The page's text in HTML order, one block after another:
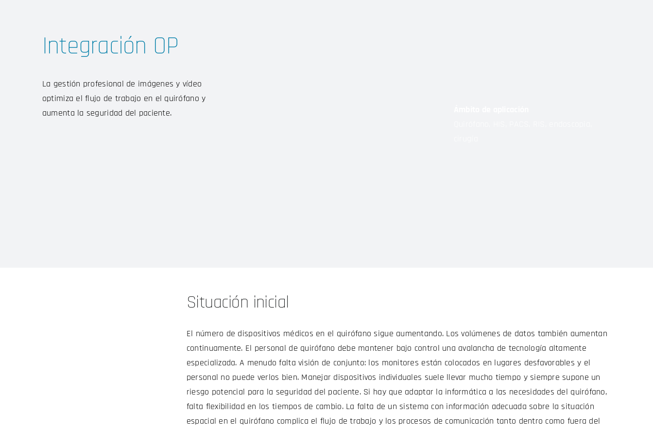
Integración OP
La gestión profesional de imágenes y vídeo
optimiza el flujo de trabajo en el quirófano y
aumenta la seguridad del paciente.
Situación inicial
El número de dispositivos médicos en el quirófano sigue aumentando. Los volúmenes de datos también aumentan
continuamente. El personal de quirófano debe mantener bajo control una avalancha de tecnología altamente
especializada. A menudo falta visión de conjunto: los monitores están colocados en lugares desfavorables y el
personal no puede verlos bien. Manejar dispositivos individuales suele llevar mucho tiempo y siempre supone un
riesgo potencial para la seguridad del paciente. Si hay que adaptar la informática a las necesidades del quirófano,
falta flexibilidad en los tiempos de cambio. La falta de un sistema con información adecuada sobre la situación
espacial en el quirófano complica el flujo de trabajo y los procesos de comunicación tanto dentro como fuera del